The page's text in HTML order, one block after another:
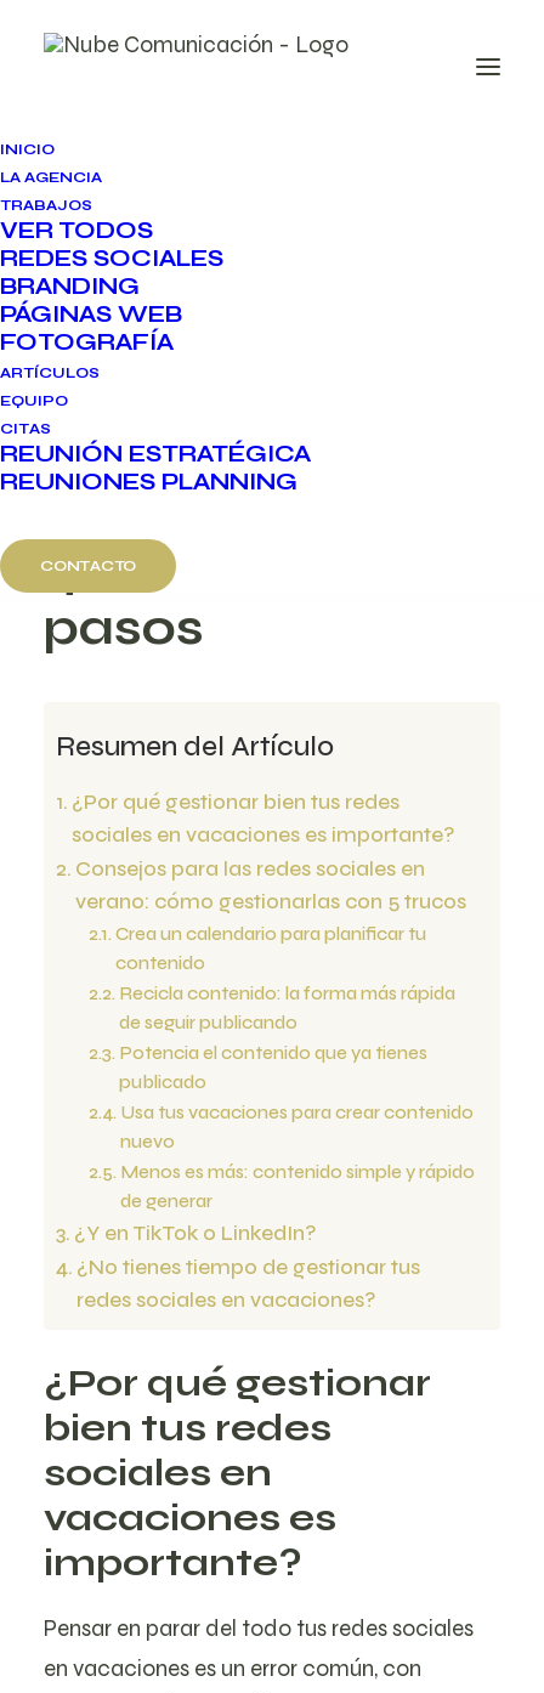
INICIO
LA AGENCIA
TRABAJOS
VER TODOS
REDES SOCIALES
BRANDING
PÁGINAS WEB
FOTOGRAFÍA
ARTÍCULOS
EQUIPO
CITAS
REUNIÓN ESTRATÉGICA
REUNIONES PLANNING
CONTACTO
2 de julio de 2026
6 minutos de lectura
Redes sociales
en vacaciones:
gestionarlas en 5
pasos
Resumen del Artículo
¿Por qué gestionar bien tus redes
sociales en vacaciones es importante?
Consejos para las redes sociales en
verano: cómo gestionarlas con 5 trucos
Crea un calendario para planificar tu
contenido
Recicla contenido: la forma más rápida
de seguir publicando
Potencia el contenido que ya tienes
publicado
Usa tus vacaciones para crear contenido
nuevo
Menos es más: contenido simple y rápido
de generar
¿Y en TikTok o LinkedIn?
¿No tienes tiempo de gestionar tus
redes sociales en vacaciones?
¿Por qué gestionar
bien tus redes
sociales en
vacaciones es
importante?
Pensar en parar del todo tus redes sociales
en vacaciones es un error común, con